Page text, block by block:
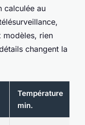
calculée au
modèles, rien
changent la
Température
min.